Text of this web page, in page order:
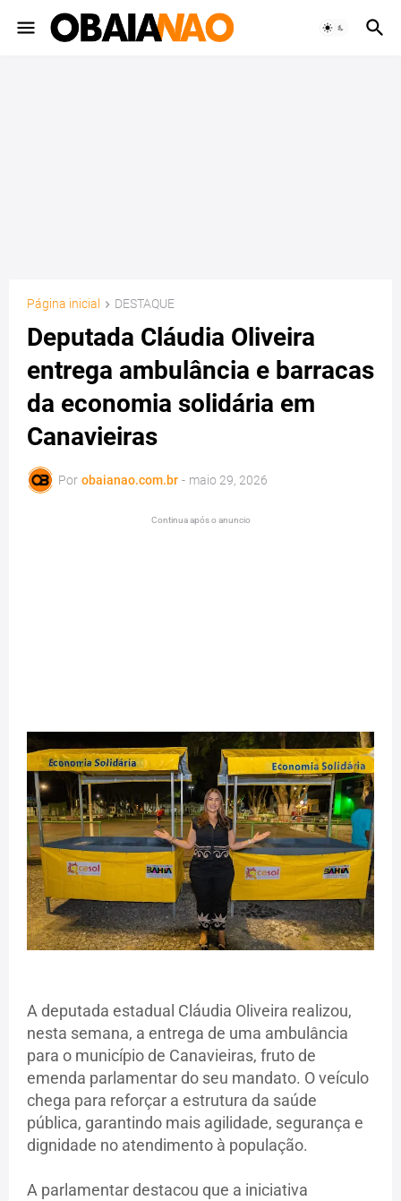
Página inicial DESTAQUE
Deputada Cláudia Oliveira
entrega ambulância e barracas
da economia solidária em
Canavieiras
Por obaianao.com.br - maio 29, 2026
Continua após o anuncio
A deputada estadual Cláudia Oliveira realizou,
nesta semana, a entrega de uma ambulância
para o município de Canavieiras, fruto de
emenda parlamentar do seu mandato. O veículo
chega para reforçar a estrutura da saúde
pública, garantindo mais agilidade, segurança e
dignidade no atendimento à população.
A parlamentar destacou que a iniciativa